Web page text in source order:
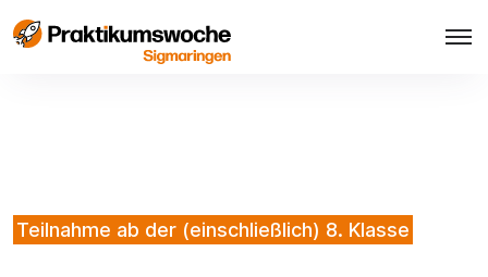
Teilnahme ab der (einschließlich) 8. Klasse